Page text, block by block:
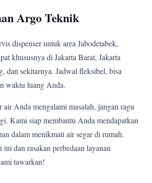
Argo Teknik
dispenser untuk area Jabodetabek,
khususnya di Jakarta Barat, Jakarta
dan sekitarnya. Jadwal fleksibel, bisa
waktu luang Anda.
air Anda mengalami masalah, jangan ragu
Kami siap membantu Anda mendapatkan
dalam menikmati air segar di rumah.
dan rasakan perbedaan layanan
tawarkan!